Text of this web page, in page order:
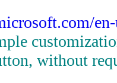
without